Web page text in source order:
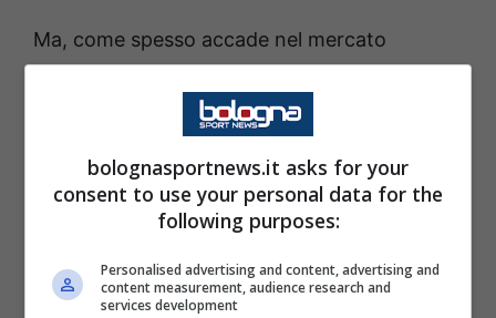
Ma, come spesso accade nel mercato
la differenza è il sì del calciatore. Secondo
definitivo di Lookman, che non ha sciolto le
riserve sull’ipotesi di vestire la maglia
bolognasportnews.it asks for your
consent to use your personal data for the
following purposes:
Personalised advertising and content, advertising and
content measurement, audience research and
services development